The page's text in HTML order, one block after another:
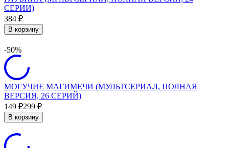
СЕРИИ)
384 ₽
В корзину
-50%
МОГУЧИЕ МАГИМЕЧИ (МУЛЬТСЕРИАЛ, ПОЛНАЯ
ВЕРСИЯ, 26 СЕРИЙ)
149 ₽299 ₽
В корзину